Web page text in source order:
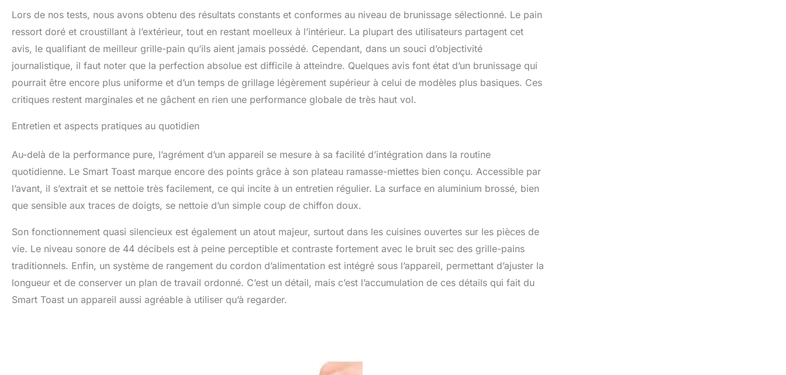
Lors de nos tests, nous avons obtenu des résultats constants et conformes au niveau de brunissage sélectionné. Le pain
ressort doré et croustillant à l’extérieur, tout en restant moelleux à l’intérieur. La plupart des utilisateurs partagent cet
avis, le qualifiant de meilleur grille-pain qu’ils aient jamais possédé. Cependant, dans un souci d’objectivité
journalistique, il faut noter que la perfection absolue est difficile à atteindre. Quelques avis font état d’un brunissage qui
pourrait être encore plus uniforme et d’un temps de grillage légèrement supérieur à celui de modèles plus basiques. Ces
critiques restent marginales et ne gâchent en rien une performance globale de très haut vol.
Entretien et aspects pratiques au quotidien
Au-delà de la performance pure, l’agrément d’un appareil se mesure à sa facilité d’intégration dans la routine
quotidienne. Le Smart Toast marque encore des points grâce à son plateau ramasse-miettes bien conçu. Accessible par
l’avant, il s’extrait et se nettoie très facilement, ce qui incite à un entretien régulier. La surface en aluminium brossé, bien
que sensible aux traces de doigts, se nettoie d’un simple coup de chiffon doux.
Son fonctionnement quasi silencieux est également un atout majeur, surtout dans les cuisines ouvertes sur les pièces de
vie. Le niveau sonore de 44 décibels est à peine perceptible et contraste fortement avec le bruit sec des grille-pains
traditionnels. Enfin, un système de rangement du cordon d’alimentation est intégré sous l’appareil, permettant d’ajuster la
longueur et de conserver un plan de travail ordonné. C’est un détail, mais c’est l’accumulation de ces détails qui fait du
Smart Toast un appareil aussi agréable à utiliser qu’à regarder.